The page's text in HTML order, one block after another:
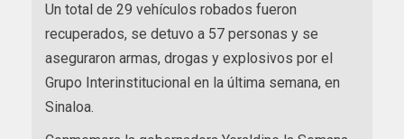
Un total de 29 vehículos robados fueron
recuperados, se detuvo a 57 personas y se
aseguraron armas, drogas y explosivos por el
Grupo Interinstitucional en la última semana, en
Sinaloa.